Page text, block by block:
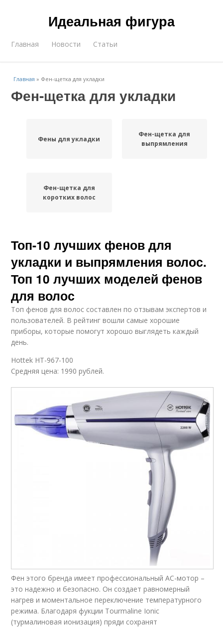
Идеальная фигура
Главная Новости Статьи
Главная » Фен-щетка для укладки
Фен-щетка для укладки
Фены для укладки
Фен-щетка для
выпрямления
Фен-щетка для
коротких волос
Топ-10 лучших фенов для
укладки и выпрямления волос.
Топ 10 лучших моделей фенов
для волос
Топ фенов для волос составлен по отзывам экспертов и
пользователей. В рейтинг вошли самые хорошие
приборы, которые помогут хорошо выглядеть каждый
день.
Hottek HT-967-100
Средняя цена: 1990 рублей.
Фен этого бренда имеет профессиональный AC-мотор –
это надежно и безопасно. Он создает равномерный
нагрев и моментальное переключение температурного
режима. Благодаря фукции Tourmaline Ionic
(турмалиновая ионизация) пряди сохранят